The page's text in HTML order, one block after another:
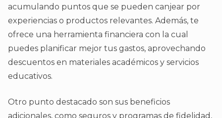
acumulando puntos que se pueden canjear por
experiencias o productos relevantes. Además, te
ofrece una herramienta financiera con la cual
puedes planificar mejor tus gastos, aprovechando
descuentos en materiales académicos y servicios
educativos.
Otro punto destacado son sus beneficios
adicionales, como seguros y programas de fidelidad,